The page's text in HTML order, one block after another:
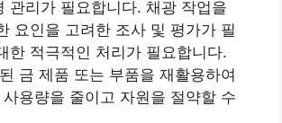
관리가 필요합니다. 채광 작업을
요인을 고려한 조사 및 평가가 필
한 적극적인 처리가 필요합니다.
금 제품 또는 부품을 재활용하여
용량을 줄이고 자원을 절약할 수